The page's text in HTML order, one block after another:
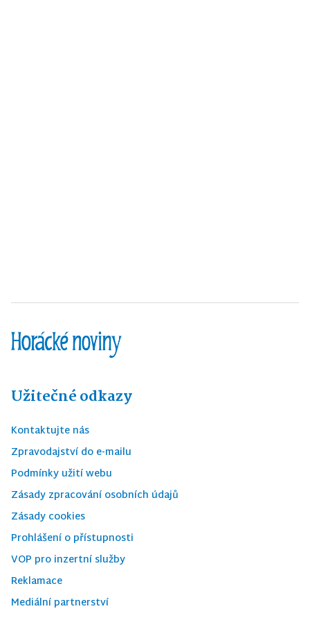
Užitečné odkazy
Kontaktujte nás
Zpravodajství do e-mailu
Podmínky užití webu
Zásady zpracování osobních údajů
Zásady cookies
Prohlášení o přístupnosti
VOP pro inzertní služby
Reklamace
Mediální partnerství